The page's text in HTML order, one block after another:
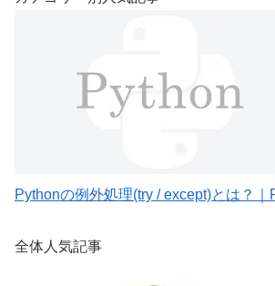
Pythonの例外処理(try / except)とは？｜
全体人気記事